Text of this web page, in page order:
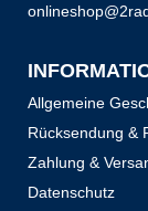
Allgemeine
Rücksendung &
Zahlung &
Datenschutz